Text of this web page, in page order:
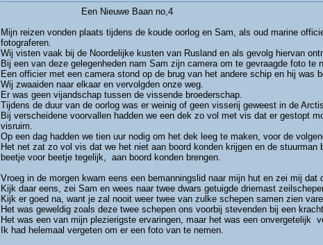
Een Nieuwe Baan no,4
Mijn reizen vonden plaats tijdens de koude oorlog en Sam, als oud marine
fotograferen.
Wij visten vaak bij de Noordelijke kusten van Rusland en als gevolg hiervan
Bij een van deze gelegenheden nam Sam zijn camera om te gevraagde foto
Een officier met een camera stond op de brug van het andere schip en hij was
Wij zwaaiden naar elkaar en vervolgden onze weg.
Er was geen vijandschap tussen de vissende broederschap.
Tijdens de duur van de oorlog was er weinig of geen visserij geweest in de
Bij verscheidene voorvallen hadden we een dek zo vol met vis dat er gestopt
visruim.
Op een dag hadden we tien uur nodig om het dek leeg te maken, voor de
Het net zat zo vol vis dat we het niet aan boord konden krijgen en de
beetje voor beetje tegelijk, aan boord konden brengen.
Vroeg in de morgen kwam eens een bemanningslid naar mijn hut en zei mij dat
Kijk daar eens, zei Sam en wees naar twee dwars getuigde driemast
Kijk er goed na, want je zal nooit weer twee van zulke schepen samen zien
Het was geweldig zoals deze twee schepen ons voorbij stevenden bij een
Het was een van mijn plezierigste ervaringen, maar het was een onvergetelijk
Ik had helemaal vergeten om er een foto van te nemen.